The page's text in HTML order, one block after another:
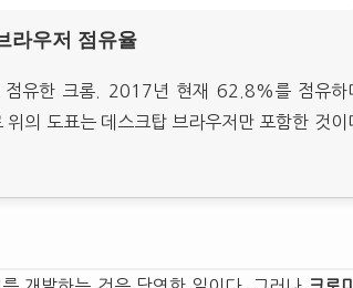
라우저 점유율
유한 크롬. 2017년 현재 62.8%를 점유하
의 도표는 데스크탑 브라우저만 포함한 것이